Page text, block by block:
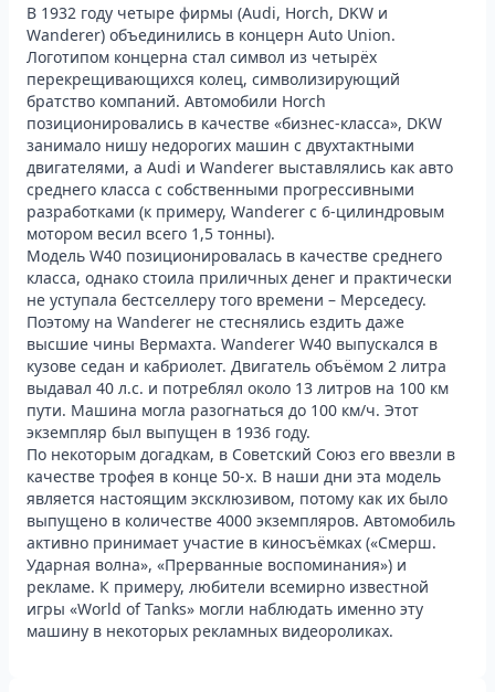
В 1932 году четыре фирмы (Audi, Horch, DKW и
Wanderer) объединились в концерн Auto Union.
Логотипом концерна стал символ из четырёх
перекрещивающихся колец, символизирующий
братство компаний. Автомобили Horch
позиционировались в качестве «бизнес-класса», DKW
занимало нишу недорогих машин с двухтактными
двигателями, а Audi и Wanderer выставлялись как авто
среднего класса с собственными прогрессивными
разработками (к примеру, Wanderer с 6-цилиндровым
мотором весил всего 1,5 тонны).
Модель W40 позиционировалась в качестве среднего
класса, однако стоила приличных денег и практически
не уступала бестселлеру того времени – Мерседесу.
Поэтому на Wanderer не стеснялись ездить даже
высшие чины Вермахта. Wanderer W40 выпускался в
кузове седан и кабриолет. Двигатель объёмом 2 литра
выдавал 40 л.с. и потреблял около 13 литров на 100 км
пути. Машина могла разогнаться до 100 км/ч. Этот
экземпляр был выпущен в 1936 году.
По некоторым догадкам, в Советский Союз его ввезли в
качестве трофея в конце 50-х. В наши дни эта модель
является настоящим эксклюзивом, потому как их было
выпущено в количестве 4000 экземпляров. Автомобиль
активно принимает участие в киносъёмках («Смерш.
Ударная волна», «Прерванные воспоминания») и
рекламе. К примеру, любители всемирно известной
игры «World of Tanks» могли наблюдать именно эту
машину в некоторых рекламных видеороликах.